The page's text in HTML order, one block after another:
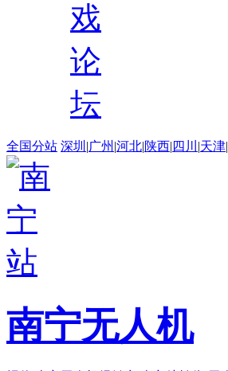
戏
论
坛
全国分站 深圳 |广州 |河北|陕西| 四川 |天津|
南宁无人机